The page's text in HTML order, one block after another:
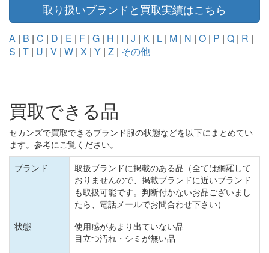
取り扱いブランドと買取実績はこちら
A | B | C | D | E | F | G | H | I | J | K | L | M | N | O | P | Q | R |
S | T | U | V | W | X | Y | Z | その他
買取できる品
セカンズで買取できるブランド服の状態などを以下にまとめてい
ます。参考にご覧ください。
ブランド
取扱ブランドに掲載のある品（全ては網羅して
おりませんので、掲載ブランドに近いブランド
も取扱可能です。判断付かないお品ございまし
たら、電話メールでお問合わせ下さい）
状態
使用感があまり出ていない品
目立つ汚れ・シミが無い品